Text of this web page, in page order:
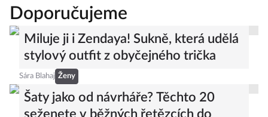
Doporučujeme
Miluje ji i Zendaya! Sukně, která udělá
stylový outfit z obyčejného trička
Sára Blahaj Ženy
Šaty jako od návrháře? Těchto 20
seženete v běžných řetězcích do